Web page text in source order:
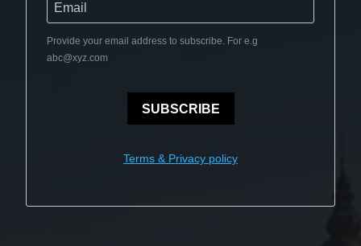
Provide your email address to subscribe. For e.g
abc@xyz.com
SUBSCRIBE
Terms & Privacy policy